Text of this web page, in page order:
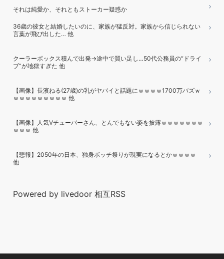
それは純愛か、それともストーカー疑惑か
36歳の彼女と結婚したいのに、家族が猛反対。家族から信じられない
言葉が飛び出した… 他
クーラーボックス積んで出発→途中で買い足し…50代公務員の“ドライ
ブ”が地獄すぎた 他
【画像】長濱ねる(27歳)の乳がヤバイと話題にｗｗｗｗ1700万バズｗ
ｗｗｗｗｗｗｗｗｗ 他
【画像】人気Vチューバーさん、とんでもない姿を披露ｗｗｗｗｗｗｗ
ｗｗｗ 他
【悲報】2050年の日本、独身ボッチ祭りが現実になるとかｗｗｗｗ
他
Powered by livedoor 相互RSS